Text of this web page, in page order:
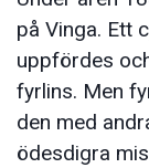
på Vinga. Ett
uppfördes
fyrlins. Men
den med
ödesdigra